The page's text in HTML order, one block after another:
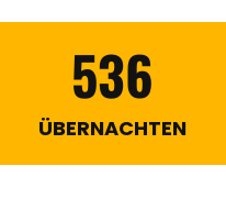
536
ÜBERNACHTEN